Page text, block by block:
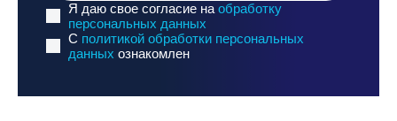
Я даю свое согласие на обработку
персональных данных
C политикой обработки персональных
данных ознакомлен